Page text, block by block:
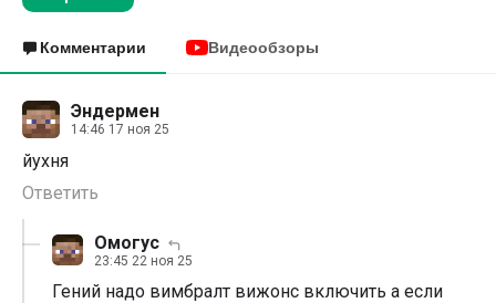
Комментарии Видеообзоры
Эндермен
14:46 17 ноя 25
йухня
Ответить
Омогус
23:45 22 ноя 25
Гений надо вимбралт вижонс включить а если